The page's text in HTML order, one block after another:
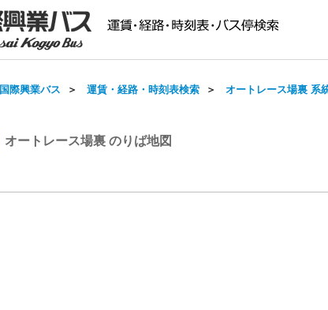
国際興業バス ＞ 運賃・経路・時刻表検索 ＞ オートレース場裏 系
オートレース場裏 のりば地図